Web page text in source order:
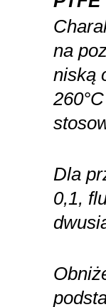
na
niską
Dla
0,1,